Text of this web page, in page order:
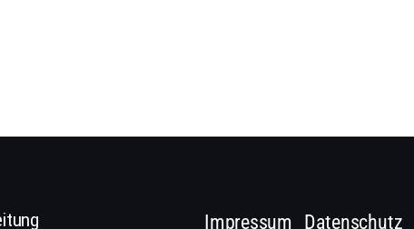
Impressum Datenschutz